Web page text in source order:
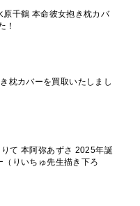
原千鶴 本命彼女抱き枕カバ
！
枕カバーを買取いたしまし
りて 本阿弥あずさ 2025年誕
りいちゅ先生描き下ろ